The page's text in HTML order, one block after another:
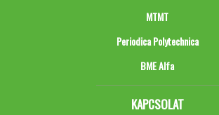
MTMT
Periodica Polytechnica
BME Alfa
KAPCSOLAT